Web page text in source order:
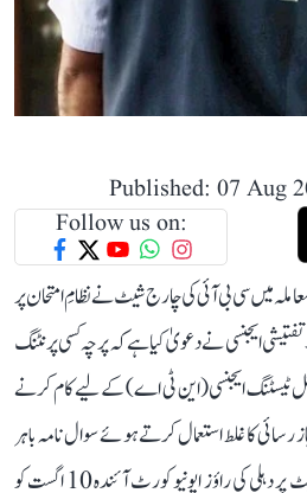
Published: 07 Aug
Follow us on:
پیپر لیک معاملہ میں سی بی آئی کی چارج شیٹ نے نظامِ امتحان پر
ایجنسی نے دعویٰ کیا ہے کہ پرچہ کسی پرنٹنگ
ٹیسٹنگ ایجنسی (این ٹی اے) کے لیے کام کرنے
کا غلط استعمال کرتے ہوئے سوال نامہ باہر
پہنچایا۔ اس معاملہ میں دائر چارج شیٹ پر دہلی کی راؤز ایونیو کورٹ آئندہ 10 اگست کو